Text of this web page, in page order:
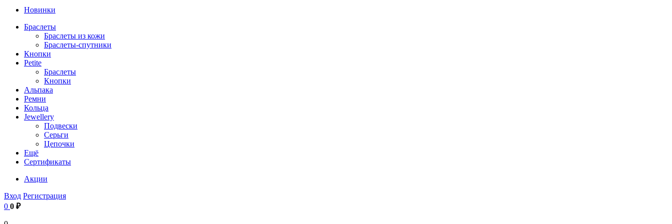
Новинки
Браслеты
Браслеты из кожи
Браслеты-спутники
Кнопки
Petite
Браслеты
Кнопки
Альпака
Ремни
Кольца
Jewellery
Подвески
Серьги
Цепочки
Ещё
Сертификаты
Акции
Вход Регистрация
0 0 ₽